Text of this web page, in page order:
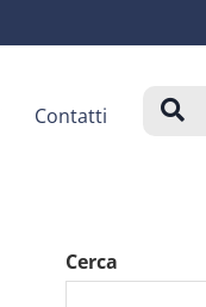
Contatti
Cerca